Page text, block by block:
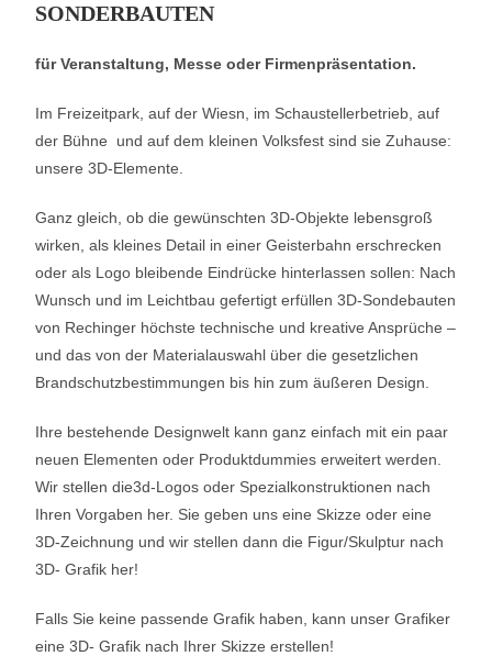
SONDERBAUTEN
für Veranstaltung, Messe oder Firmenpräsentation.
Im Freizeitpark, auf der Wiesn, im Schaustellerbetrieb, auf
der Bühne und auf dem kleinen Volksfest sind sie Zuhause:
unsere 3D-Elemente.
Ganz gleich, ob die gewünschten 3D-Objekte lebensgroß
wirken, als kleines Detail in einer Geisterbahn erschrecken
oder als Logo bleibende Eindrücke hinterlassen sollen: Nach
Wunsch und im Leichtbau gefertigt erfüllen 3D-Sondebauten
von Rechinger höchste technische und kreative Ansprüche –
und das von der Materialauswahl über die gesetzlichen
Brandschutzbestimmungen bis hin zum äußeren Design.
Ihre bestehende Designwelt kann ganz einfach mit ein paar
neuen Elementen oder Produktdummies erweitert werden.
Wir stellen die3d-Logos oder Spezialkonstruktionen nach
Ihren Vorgaben her. Sie geben uns eine Skizze oder eine
3D-Zeichnung und wir stellen dann die Figur/Skulptur nach
3D- Grafik her!
Falls Sie keine passende Grafik haben, kann unser Grafiker
eine 3D- Grafik nach Ihrer Skizze erstellen!